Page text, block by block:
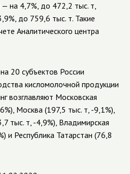
на 4,7%, до 472,2 тыс. т,
до 759,6 тыс. т. Такие
Аналитического центра
20 субъектов России
кисломолочной продукции
возглавляют Московская
Москва (197,5 тыс. т, -9,1%),
тыс. т, -4,9%), Владимирская
и Республика Татарстан (76,8